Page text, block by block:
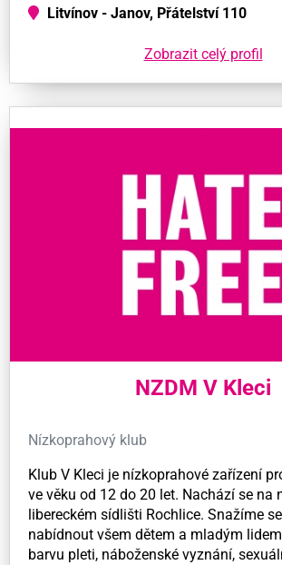
Litvínov - Janov, Přátelství 110
Zobrazit celý profil
NZDM V Kleci
Nízkoprahový klub
Klub V Kleci je nízkoprahové zařízení
ve věku od 12 do 20 let. Nachází se na
libereckém sídlišti Rochlice. Snažíme
nabídnout všem dětem a mladým
barvu pleti, náboženské vyznání,